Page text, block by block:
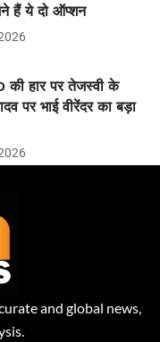
हैं ये दो ऑप्शन
की हार पर तेजस्वी के
पर भाई वीरेंदर का बड़ा
and global news,